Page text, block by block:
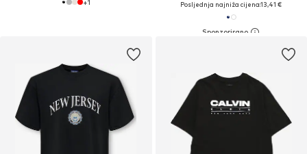
+1
Posljednja najniža cijena:13,41 €